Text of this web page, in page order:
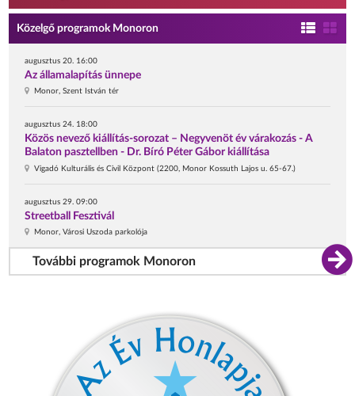
Közelgő programok Monoron
augusztus 20. 16:00
Az államalapítás ünnepe
Monor, Szent István tér
augusztus 24. 18:00
Közös nevező kiállítás-sorozat – Negyvenöt év várakozás - A
Balaton pasztellben - Dr. Bíró Péter Gábor kiállítása
Vigadó Kulturális és Civil Központ (2200, Monor Kossuth Lajos u. 65-67.)
augusztus 29. 09:00
Streetball Fesztivál
Monor, Városi Uszoda parkolója
További programok Monoron